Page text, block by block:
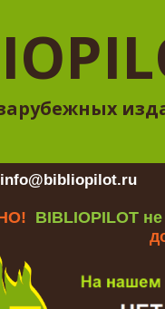
info@bibliopilot.ru
BIBLIOPILOT